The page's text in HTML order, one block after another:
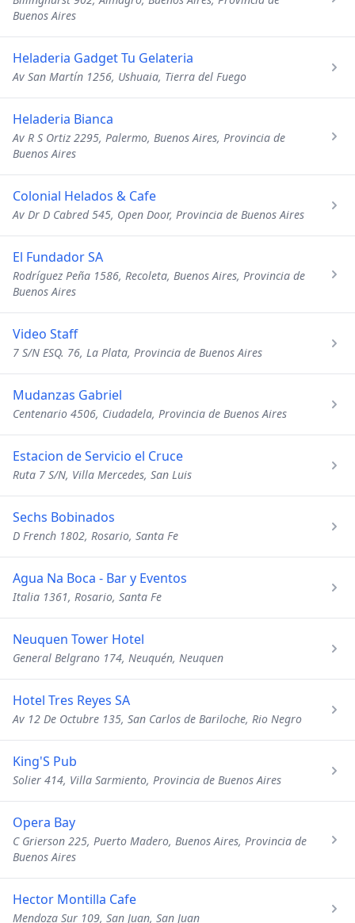
Buenos Aires
Heladeria Gadget Tu Gelateria
Av San Martín 1256, Ushuaia, Tierra del Fuego
Heladeria Bianca
Av R S Ortiz 2295, Palermo, Buenos Aires, Provincia de
Buenos Aires
Colonial Helados & Cafe
Av Dr D Cabred 545, Open Door, Provincia de Buenos Aires
El Fundador SA
Rodríguez Peña 1586, Recoleta, Buenos Aires, Provincia de
Buenos Aires
Video Staff
7 S/N ESQ. 76, La Plata, Provincia de Buenos Aires
Mudanzas Gabriel
Centenario 4506, Ciudadela, Provincia de Buenos Aires
Estacion de Servicio el Cruce
Ruta 7 S/N, Villa Mercedes, San Luis
Sechs Bobinados
D French 1802, Rosario, Santa Fe
Agua Na Boca - Bar y Eventos
Italia 1361, Rosario, Santa Fe
Neuquen Tower Hotel
General Belgrano 174, Neuquén, Neuquen
Hotel Tres Reyes SA
Av 12 De Octubre 135, San Carlos de Bariloche, Rio Negro
King'S Pub
Solier 414, Villa Sarmiento, Provincia de Buenos Aires
Opera Bay
C Grierson 225, Puerto Madero, Buenos Aires, Provincia de
Buenos Aires
Hector Montilla Cafe
Mendoza Sur 109, San Juan, San Juan